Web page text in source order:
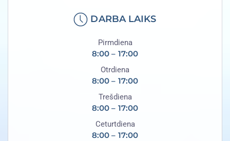
DARBA LAIKS
Pirmdiena
8:00 – 17:00
Otrdiena
8:00 – 17:00
Trešdiena
8:00 – 17:00
Ceturtdiena
8:00 – 17:00